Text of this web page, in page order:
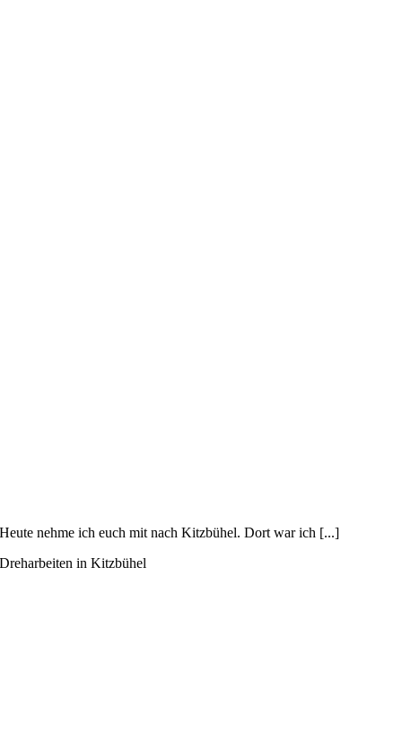
Heute nehme ich euch mit nach Kitzbühel. Dort war ich [...]
Dreharbeiten in Kitzbühel